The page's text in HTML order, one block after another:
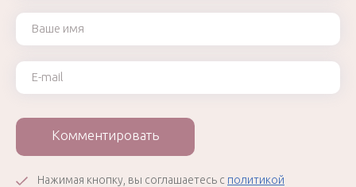
Ваше имя
Ваш e-mail
Комментировать
Нажимая кнопку, вы соглашаетесь с политикой